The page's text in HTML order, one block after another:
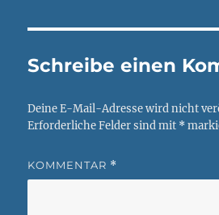
Schreibe einen
Deine E-Mail-Adresse wird nicht
Erforderliche Felder sind mit *
KOMMENTAR *